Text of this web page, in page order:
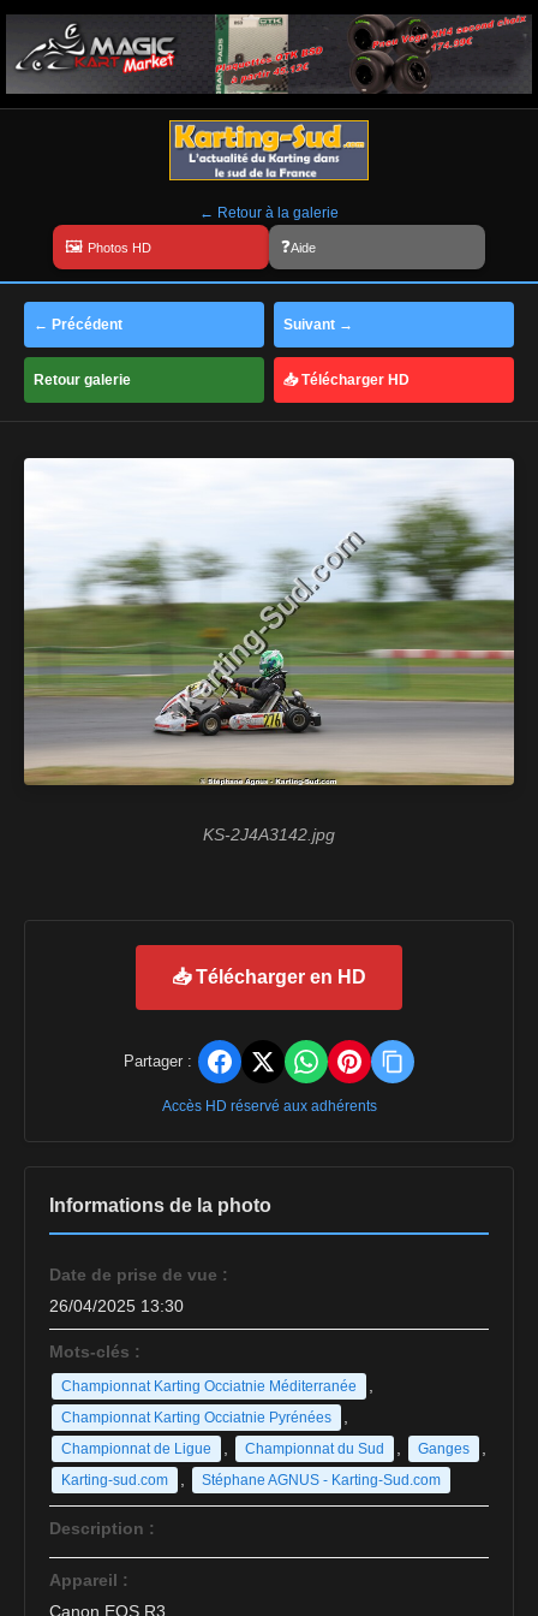
← Retour à la galerie
Aide
← Précédent Suivant →
Retour galerie 📥 Télécharger HD
KS-2J4A3142.jpg
📥 Télécharger en HD
Partager :
Accès HD réservé aux adhérents
Informations de la photo
Date de prise de vue :
26/04/2025 13:30
Mots-clés :
Championnat Karting Occiatnie Méditerranée
Championnat Karting Occiatnie Pyrénées
Championnat de Ligue Championnat du Sud Ganges
Karting-sud.com Stéphane AGNUS - Karting-Sud.com
Description :
Appareil :
Canon EOS R3